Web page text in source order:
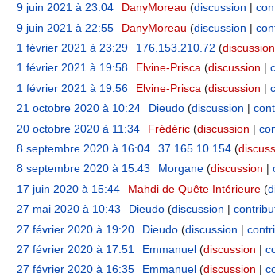
9 juin 2021 à 23:04 DanyMoreau (discussion |
9 juin 2021 à 22:55 DanyMoreau (discussion |
1 février 2021 à 23:29 176.153.210.72 (discussion
1 février 2021 à 19:58 Elvine-Prisca (discussion |
1 février 2021 à 19:56 Elvine-Prisca (discussion |
21 octobre 2020 à 10:24 Dieudo (discussion |
20 octobre 2020 à 11:34 Frédéric (discussion |
8 septembre 2020 à 16:04 37.165.10.154 (
8 septembre 2020 à 15:43 Morgane (discussion |
17 juin 2020 à 15:44 Mahdi de Quête Intérieure (
27 mai 2020 à 10:43 Dieudo (discussion |
27 février 2020 à 19:20 Dieudo (discussion |
27 février 2020 à 17:51 Emmanuel (discussion |
27 février 2020 à 16:35 Emmanuel (discussion |